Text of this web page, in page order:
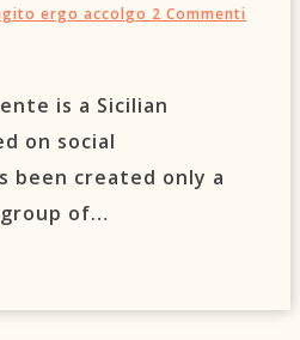
ergo accolgo 2 Commenti
is a Sicilian
on social
been created only a
of…